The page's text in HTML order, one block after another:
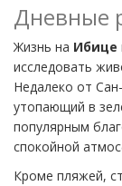
Дневные
Жизнь на Ибице
исследовать
Недалеко от
утопающий в
популярным
спокойной
Кроме пляжей,